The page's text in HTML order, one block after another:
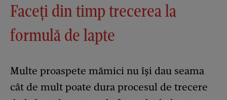
Faceți din timp trecerea la
formulă de lapte
Multe proaspete mămici nu își dau seama
cât de mult poate dura procesul de trecere